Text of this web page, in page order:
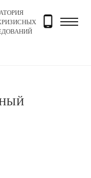
Как составить